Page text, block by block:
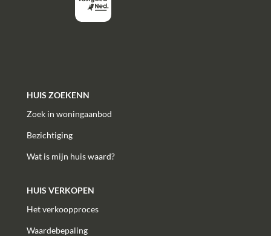
HUIS ZOEKENN
Zoek in woningaanbod
Bezichtiging
Wat is mijn huis waard?
HUIS VERKOPEN
Het verkoopproces
Waardebepaling